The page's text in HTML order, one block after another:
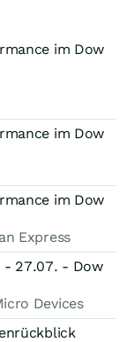
im Dow
im Dow
im Dow
Express
- 27.07. - Dow
Devices